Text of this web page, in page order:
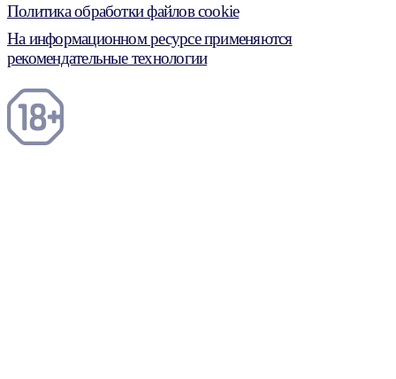
Политика обработки файлов cookie
На информационном ресурсе применяются
рекомендательные технологии